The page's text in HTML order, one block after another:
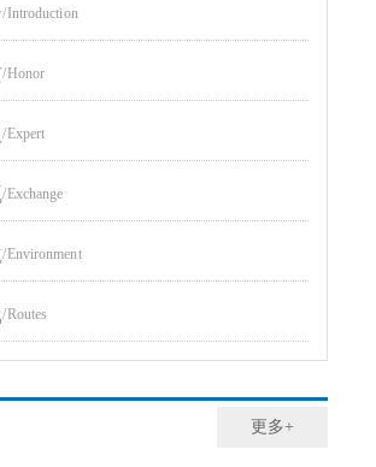
/Introduction
/Honor
/Expert
/Exchange
/Environment
/Routes
更多+